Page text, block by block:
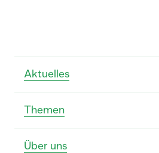
Aktuelles
Themen
Über uns